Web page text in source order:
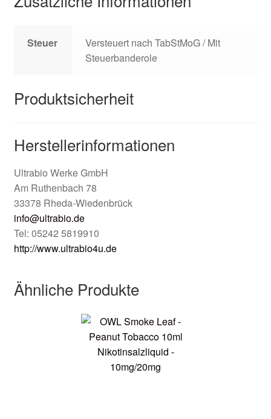
Steuer
Versteuert nach TabStMoG / Mit
Steuerbanderole
Produktsicherheit
Herstellerinformationen
Ultrabio Werke GmbH
Am Ruthenbach 78
33378 Rheda-Wiedenbrück
info@ultrabio.de
Tel: 05242 5819910
http://www.ultrabio4u.de
Ähnliche Produkte